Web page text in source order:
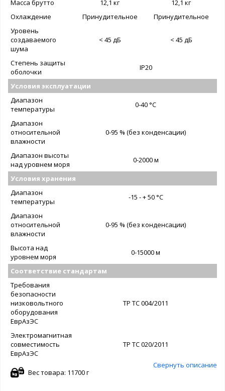
Масса брутто 12,1 кг
12,1 кг
Охлаждение
Принудительное
Принудительное
Уровень
создаваемого
шума
< 45 дБ < 45 дБ
Степень защиты
оболочки
IP20
Условия эксплуатации
Диапазон
температуры
0-40 °C
Диапазон
относительной
влажности
0-95 % (без конденсации)
Диапазон высоты
над уровнем моря
0-2000 м
Условия хранения
Диапазон
температуры
-15 - + 50 °C
Диапазон
относительной
влажности
0-95 % (без конденсации)
Высота над
уровнем моря
0-15000 м
Соответствие стандартам
Требования
безопасности
низковольтного
оборудования
ЕврАзЭС
ТР ТС 004/2011
Электромагнитная
совместимость
ЕврАзЭС
ТР ТС 020/2011
Свернуть описание
Вес товара: 11700 г